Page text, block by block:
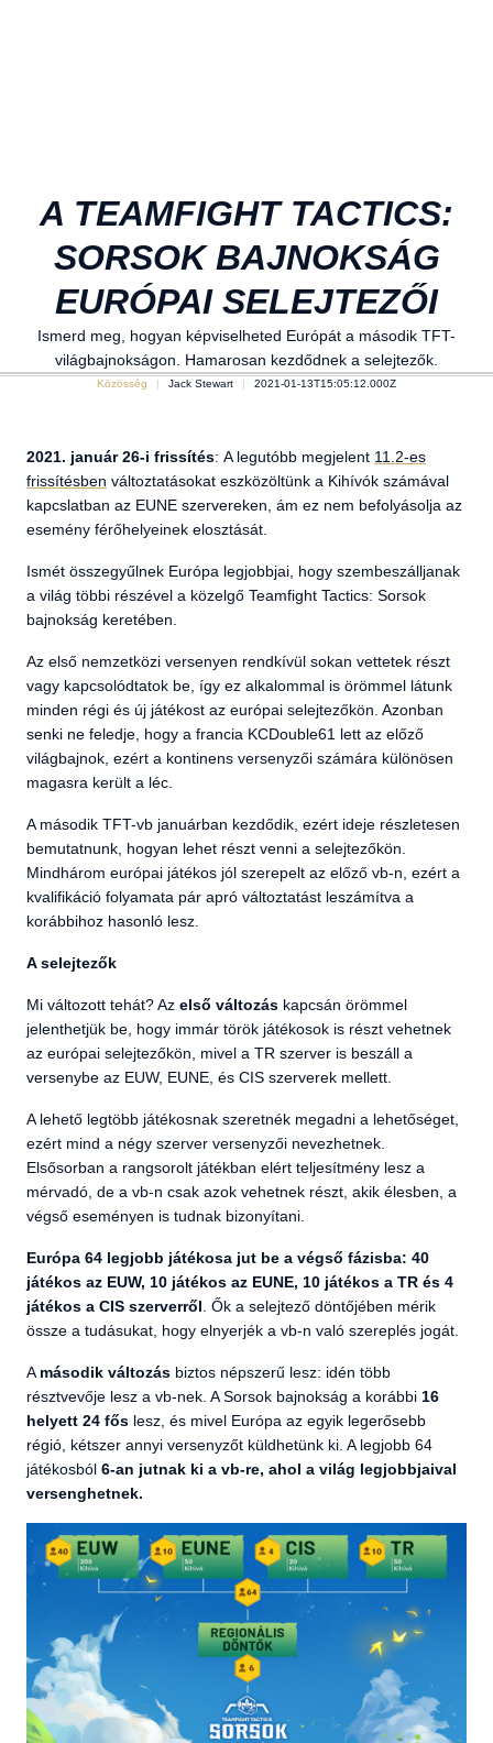
A TEAMFIGHT TACTICS:
SORSOK BAJNOKSÁG
EURÓPAI SELEJTEZŐI
Ismerd meg, hogyan képviselheted Európát a második TFT-
világbajnokságon. Hamarosan kezdődnek a selejtezők.
Közösség Jack Stewart 2021-01-13T15:05:12.000Z
2021. január 26-i frissítés: A legutóbb megjelent 11.2-es
frissítésben változtatásokat eszközöltünk a Kihívók számával
kapcslatban az EUNE szervereken, ám ez nem befolyásolja az
esemény férőhelyeinek elosztását.
Ismét összegyűlnek Európa legjobbjai, hogy szembeszálljanak
a világ többi részével a közelgő Teamfight Tactics: Sorsok
bajnokság keretében.
Az első nemzetközi versenyen rendkívül sokan vettetek részt
vagy kapcsolódtatok be, így ez alkalommal is örömmel látunk
minden régi és új játékost az európai selejtezőkön. Azonban
senki ne feledje, hogy a francia KCDouble61 lett az előző
világbajnok, ezért a kontinens versenyzői számára különösen
magasra került a léc.
A második TFT-vb januárban kezdődik, ezért ideje részletesen
bemutatnunk, hogyan lehet részt venni a selejtezőkön.
Mindhárom európai játékos jól szerepelt az előző vb-n, ezért a
kvalifikáció folyamata pár apró változtatást leszámítva a
korábbihoz hasonló lesz.
A selejtezők
Mi változott tehát? Az első változás kapcsán örömmel
jelenthetjük be, hogy immár török játékosok is részt vehetnek
az európai selejtezőkön, mivel a TR szerver is beszáll a
versenybe az EUW, EUNE, és CIS szerverek mellett.
A lehető legtöbb játékosnak szeretnék megadni a lehetőséget,
ezért mind a négy szerver versenyzői nevezhetnek.
Elsősorban a rangsorolt játékban elért teljesítmény lesz a
mérvadó, de a vb-n csak azok vehetnek részt, akik élesben, a
végső eseményen is tudnak bizonyítani.
Európa 64 legjobb játékosa jut be a végső fázisba: 40
játékos az EUW, 10 játékos az EUNE, 10 játékos a TR és 4
játékos a CIS szerverről . Ők a selejtező döntőjében mérik
össze a tudásukat, hogy elnyerjék a vb-n való szereplés jogát.
A második változás biztos népszerű lesz: idén több
résztvevője lesz a vb-nek. A Sorsok bajnokság a korábbi 16
helyett 24 fős lesz, és mivel Európa az egyik legerősebb
régió, kétszer annyi versenyzőt küldhetünk ki. A legjobb 64
játékosból 6-an jutnak ki a vb-re, ahol a világ legjobbjaival
versenghetnek.